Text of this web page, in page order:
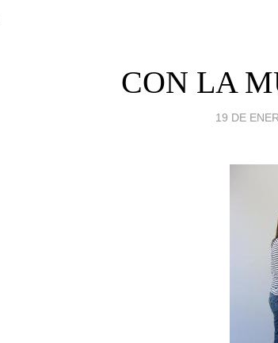
CON LA
19 DE